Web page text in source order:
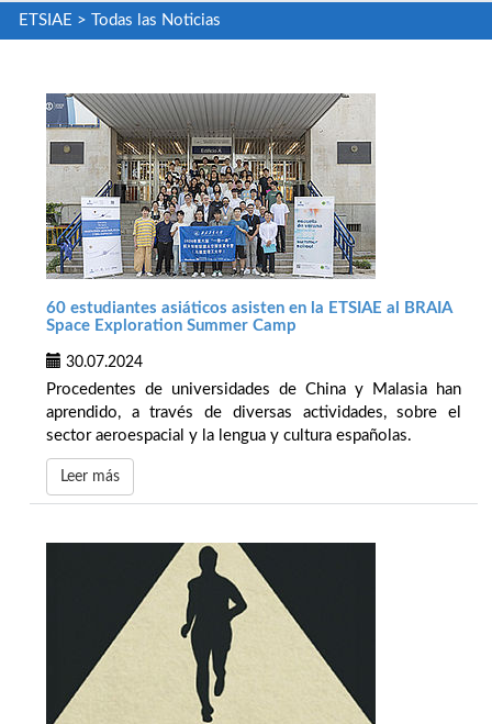
ETSIAE > Todas las Noticias
60 estudiantes asiáticos asisten en la ETSIAE al BRAIA
Space Exploration Summer Camp
30.07.2024
Procedentes de universidades de China y Malasia han
aprendido, a través de diversas actividades, sobre el
sector aeroespacial y la lengua y cultura españolas.
Leer más